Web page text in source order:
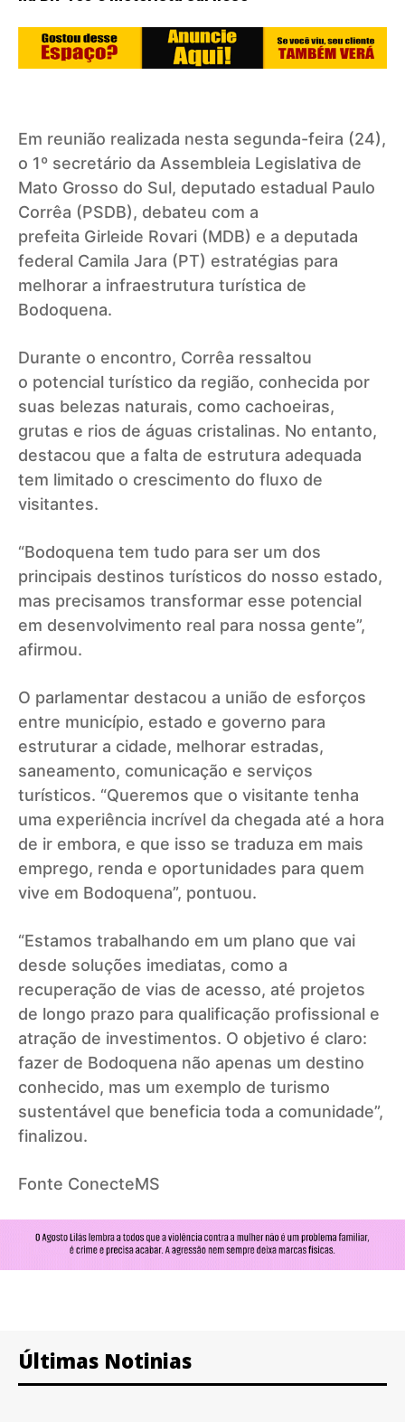
Em reunião realizada nesta segunda-feira (24),
o 1º secretário da Assembleia Legislativa de
Mato Grosso do Sul, deputado estadual Paulo
Corrêa (PSDB), debateu com a
prefeita Girleide Rovari (MDB) e a deputada
federal Camila Jara (PT) estratégias para
melhorar a infraestrutura turística de
Bodoquena.
Durante o encontro, Corrêa ressaltou
o potencial turístico da região, conhecida por
suas belezas naturais, como cachoeiras,
grutas e rios de águas cristalinas. No entanto,
destacou que a falta de estrutura adequada
tem limitado o crescimento do fluxo de
visitantes.
“Bodoquena tem tudo para ser um dos
principais destinos turísticos do nosso estado,
mas precisamos transformar esse potencial
em desenvolvimento real para nossa gente”,
afirmou.
O parlamentar destacou a união de esforços
entre município, estado e governo para
estruturar a cidade, melhorar estradas,
saneamento, comunicação e serviços
turísticos. “Queremos que o visitante tenha
uma experiência incrível da chegada até a hora
de ir embora, e que isso se traduza em mais
emprego, renda e oportunidades para quem
vive em Bodoquena”, pontuou.
“Estamos trabalhando em um plano que vai
desde soluções imediatas, como a
recuperação de vias de acesso, até projetos
de longo prazo para qualificação profissional e
atração de investimentos. O objetivo é claro:
fazer de Bodoquena não apenas um destino
conhecido, mas um exemplo de turismo
sustentável que beneficia toda a comunidade”,
finalizou.
Fonte ConecteMS
Últimas Notinias